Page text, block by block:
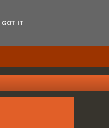
GOT IT